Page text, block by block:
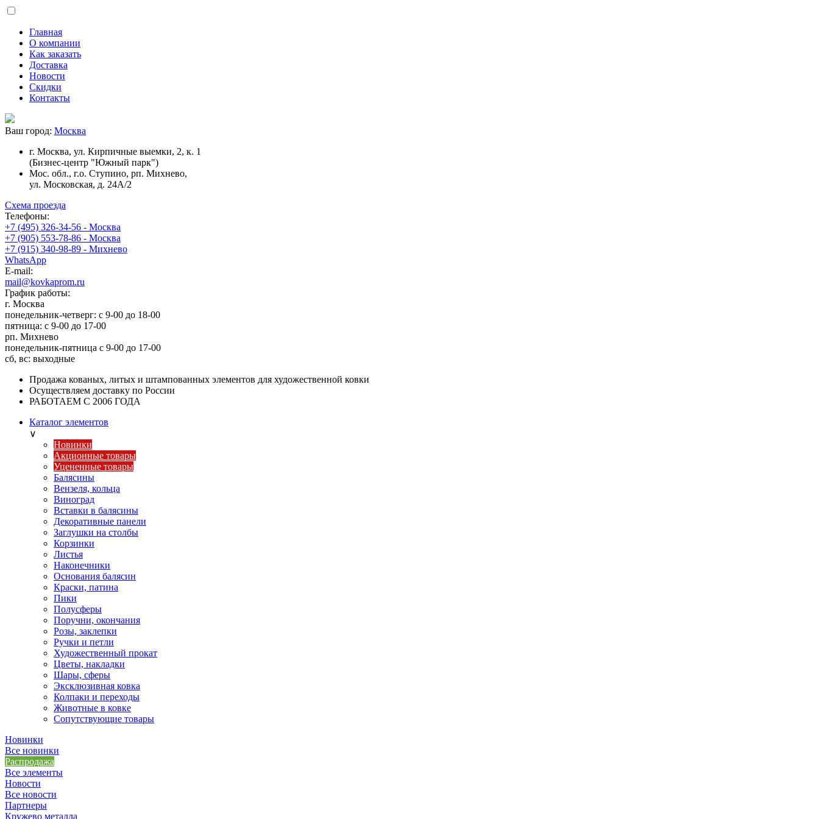
Главная
О компании
Как заказать
Доставка
Новости
Скидки
Контакты
Ваш город: Москва
г. Москва, ул. Кирпичные выемки, 2, к. 1
(Бизнес-центр "Южный парк")
Мос. обл., г.о. Ступино, рп. Михнево,
ул. Московская, д. 24А/2
Схема проезда
Телефоны:
+7 (495) 326-34-56 - Москва
+7 (905) 553-78-86 - Москва
+7 (915) 340-98-89 - Михнево
WhatsApp
E-mail:
mail@kovkaprom.ru
График работы:
г. Москва
понедельник-четверг: с 9-00 до 18-00
пятница: с 9-00 до 17-00
рп. Михнево
понедельник-пятница с 9-00 до 17-00
сб, вс: выходные
Продажа кованых, литых и штампованных элементов для художественной ковки
Осуществляем доставку по России
РАБОТАЕМ С 2006 ГОДА
Каталог элементов
∨
Новинки
Акционные товары
Уцененные товары
Балясины
Вензеля, кольца
Виноград
Вставки в балясины
Декоративные панели
Заглушки на столбы
Корзинки
Листья
Наконечники
Основания балясин
Краски, патина
Пики
Полусферы
Поручни, окончания
Розы, заклепки
Ручки и петли
Художественный прокат
Цветы, накладки
Шары, сферы
Эксклюзивная ковка
Колпаки и переходы
Животные в ковке
Сопутствующие товары
Новинки
Все новинки
Распродажа
Все элементы
Новости
Все новости
Партнеры
Кружево металла